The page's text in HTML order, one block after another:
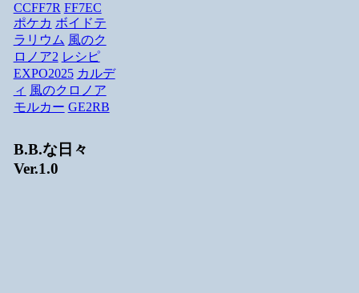
CCFF7R FF7EC
ポケカ ボイドテ
ラリウム 風のク
ロノア2 レシピ
EXPO2025 カルデ
ィ 風のクロノア
モルカー GE2RB
B.B.な日々
Ver.1.0